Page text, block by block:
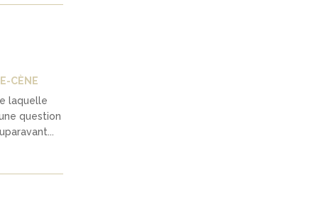
CÈNE
laquelle
question